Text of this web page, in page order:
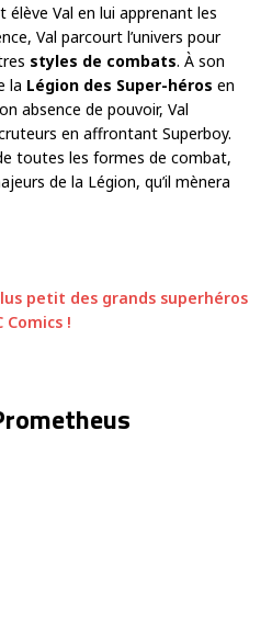
Val en lui apprenant les
Val parcourt l’univers pour
styles de combats. À son
la Légion des Super-héros en
absence de pouvoir, Val
en affrontant Superboy.
toutes les formes de combat,
de la Légion, qu’il mènera
petit des grands superhéros
Comics !